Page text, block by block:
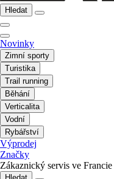
Hledat
Novinky
Zimní sporty
Turistika
Trail running
Běhání
Verticalita
Vodní
Rybářství
Výprodej
Značky
Zákaznický servis ve Francie